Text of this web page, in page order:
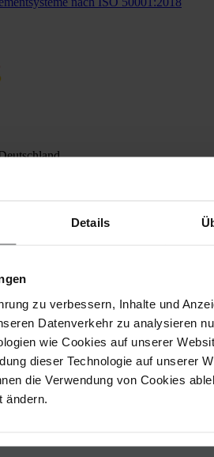
Details
zu verbessern, Inhalte und
Datenverkehr zu analysieren
wie Cookies auf unserer
dieser Technologie auf unserer
die Verwendung von Cookies
ändern.